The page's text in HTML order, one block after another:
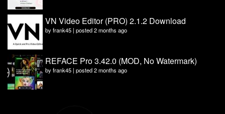
VN Video Editor (PRO) 2.1.2 Download
byfrank45 | posted 2 months ago
REFACE Pro 3.42.0 (MOD, No Watermark)
byfrank45 | posted 2 months ago